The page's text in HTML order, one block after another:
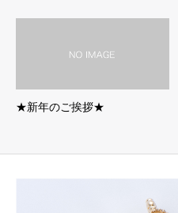
★新年のご挨拶★